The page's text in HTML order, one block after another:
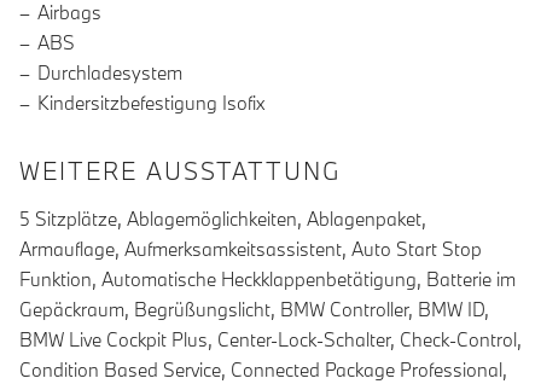
Airbags
ABS
Durchladesystem
Kindersitzbefestigung Isofix
WEITERE AUSSTATTUNG
5 Sitzplätze, Ablagemöglichkeiten, Ablagenpaket,
Armauflage, Aufmerksamkeitsassistent, Auto Start Stop
Funktion, Automatische Heckklappenbetätigung, Batterie im
Gepäckraum, Begrüßungslicht, BMW Controller, BMW ID,
BMW Live Cockpit Plus, Center-Lock-Schalter, Check-Control,
Condition Based Service, Connected Package Professional,